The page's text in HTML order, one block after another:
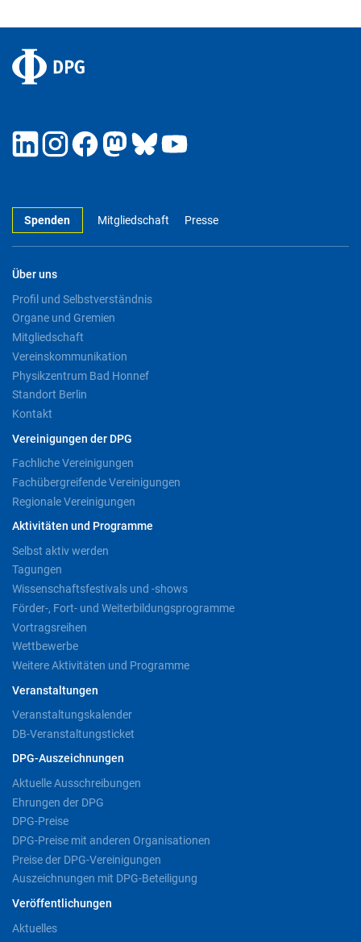
Spenden Mitgliedschaft Presse
Über uns
Profil und Selbstverständnis
Organe und Gremien
Mitgliedschaft
Vereinskommunikation
Physikzentrum Bad Honnef
Standort Berlin
Kontakt
Vereinigungen der DPG
Fachliche Vereinigungen
Fachübergreifende Vereinigungen
Regionale Vereinigungen
Aktivitäten und Programme
Selbst aktiv werden
Tagungen
Wissenschaftsfestivals und -shows
Förder-, Fort- und Weiterbildungsprogramme
Vortragsreihen
Wettbewerbe
Weitere Aktivitäten und Programme
Veranstaltungen
Veranstaltungskalender
DB-Veranstaltungsticket
DPG-Auszeichnungen
Aktuelle Ausschreibungen
Ehrungen der DPG
DPG-Preise
DPG-Preise mit anderen Organisationen
Preise der DPG-Vereinigungen
Auszeichnungen mit DPG-Beteiligung
Veröffentlichungen
Aktuelles